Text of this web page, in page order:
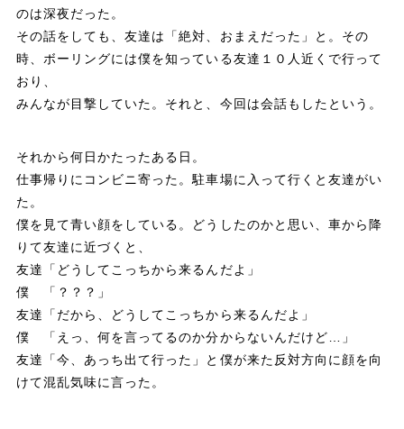
のは深夜だった。
その話をしても、友達は「絶対、おまえだった」と。その
時、ボーリングには僕を知っている友達１０人近くで行って
おり、
みんなが目撃していた。それと、今回は会話もしたという。
それから何日かたったある日。
仕事帰りにコンビニ寄った。駐車場に入って行くと友達がい
た。
僕を見て青い顔をしている。どうしたのかと思い、車から降
りて友達に近づくと、
友達「どうしてこっちから来るんだよ」
僕 「？？？」
友達「だから、どうしてこっちから来るんだよ」
僕 「えっ、何を言ってるのか分からないんだけど…」
友達「今、あっち出て行った」と僕が来た反対方向に顔を向
けて混乱気味に言った。